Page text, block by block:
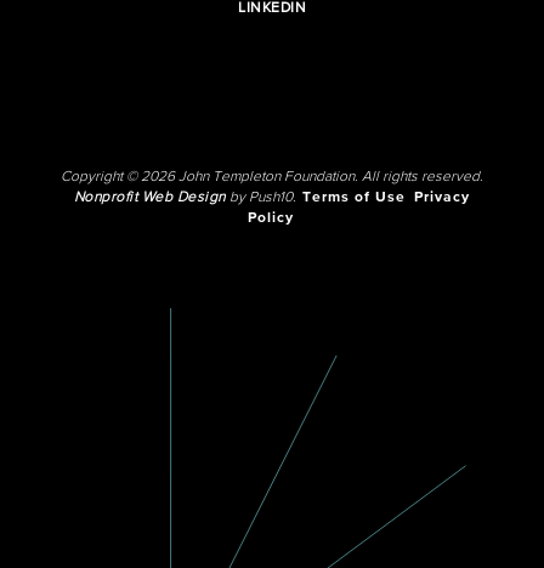
LINKEDIN
Copyright © 2026 John Templeton Foundation. All rights reserved.
Nonprofit Web Designby Push10. Terms of Use
Privacy
Policy